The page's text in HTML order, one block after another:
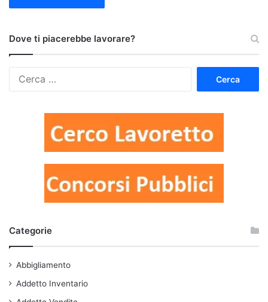
Dove ti piacerebbe lavorare?
Categorie
Abbigliamento
Addetto Inventario